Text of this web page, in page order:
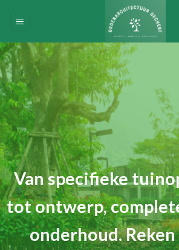
Van specifieke
tot ontwerp,
onderhoud.